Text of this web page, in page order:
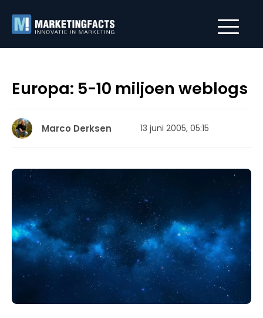
Europa: 5-10 miljoen weblogs
Marco Derksen 13 juni 2005, 05:15